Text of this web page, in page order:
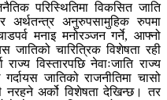
परिस्थितिमा विकसित जाति
अर्थतन्त्र अनुरुपसामुहिक रुपमा
मनाइ मनोरञ्जन गर्ने, आफ्नो
चारित्रिक विशेषता रही
विस्तारपछि नेवाःजाति राज्य
जातिको राजनीतिमा चासो
नरहने अर्को विशेषता देखिन्छ। तर